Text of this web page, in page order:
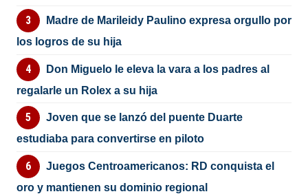
Madre de Marileidy Paulino expresa orgullo por
los logros de su hija
Don Miguelo le eleva la vara a los padres al
regalarle un Rolex a su hija
Joven que se lanzó del puente Duarte
estudiaba para convertirse en piloto
Juegos Centroamericanos: RD conquista el
oro y mantienen su dominio regional